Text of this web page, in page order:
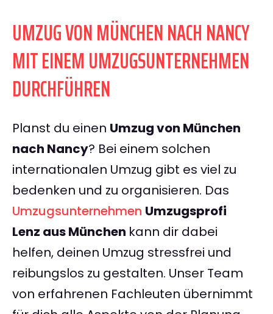
UMZUG VON MÜNCHEN NACH NANCY
MIT EINEM UMZUGSUNTERNEHMEN
DURCHFÜHREN
Planst du einen Umzug von München
nach Nancy? Bei einem solchen
internationalen Umzug gibt es viel zu
bedenken und zu organisieren. Das
Umzugsunternehmen Umzugsprofi
Lenz aus München kann dir dabei
helfen, deinen Umzug stressfrei und
reibungslos zu gestalten. Unser Team
von erfahrenen Fachleuten übernimmt